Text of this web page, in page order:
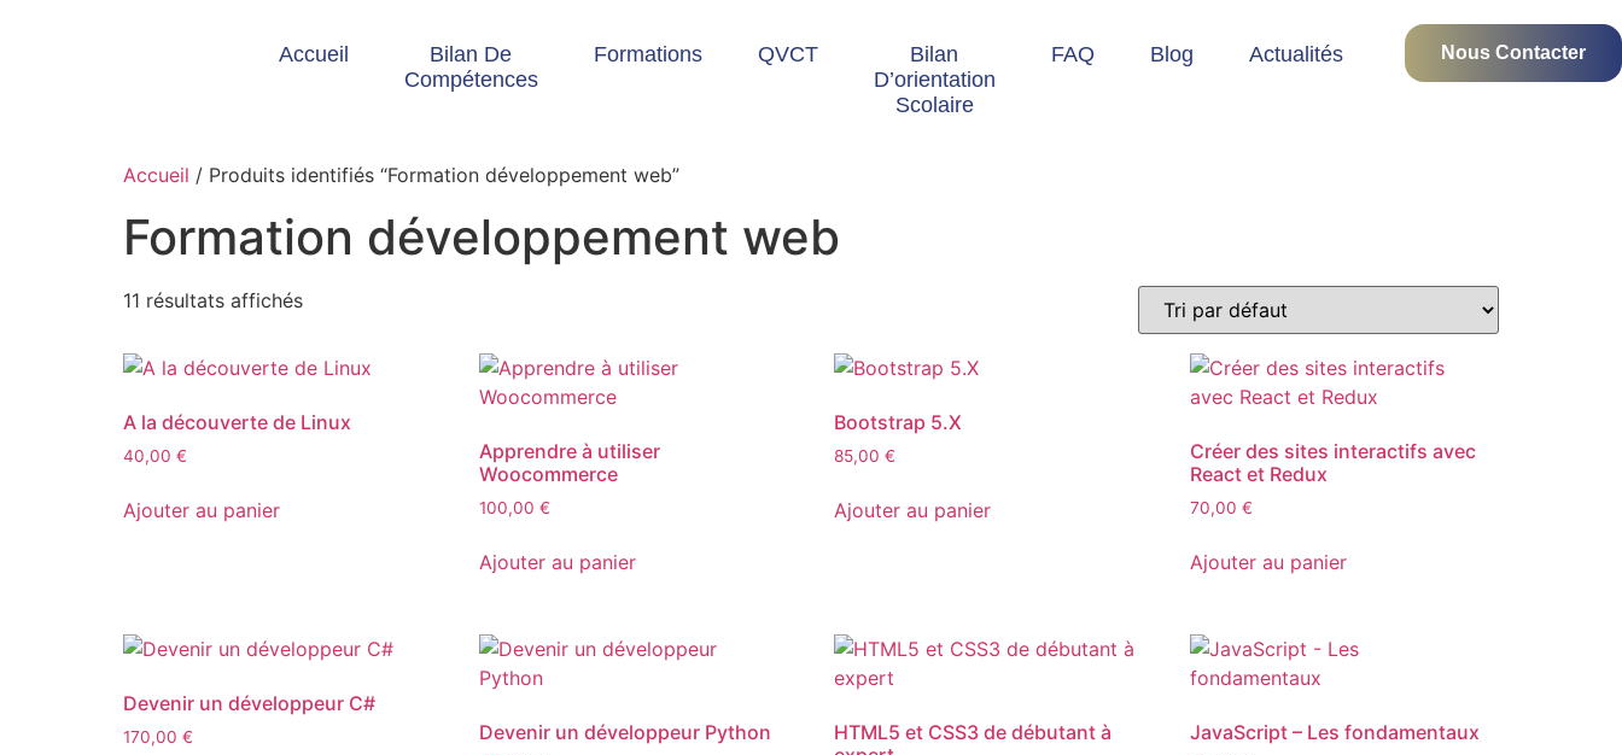
Accueil
Bilan De
Compétences
Formations QVCT
Bilan
D’orientation
Scolaire
FAQ Blog Actualités Nous Contacter
Accueil / Produits identifiés “Formation développement web”
Formation développement web
11 résultats affichés
A la découverte de Linux
40,00 €
Ajouter au panier
Apprendre à utiliser
Woocommerce
100,00 €
Ajouter au panier
Bootstrap 5.X
85,00€
Ajouter au panier
Créer des sites interactifs avec
React et Redux
70,00€
Ajouter au panier
Devenir un développeur C#
170,00 € Devenir un développeur Python
HTML5 et CSS3 de débutant à
JavaScript – Les fondamentaux